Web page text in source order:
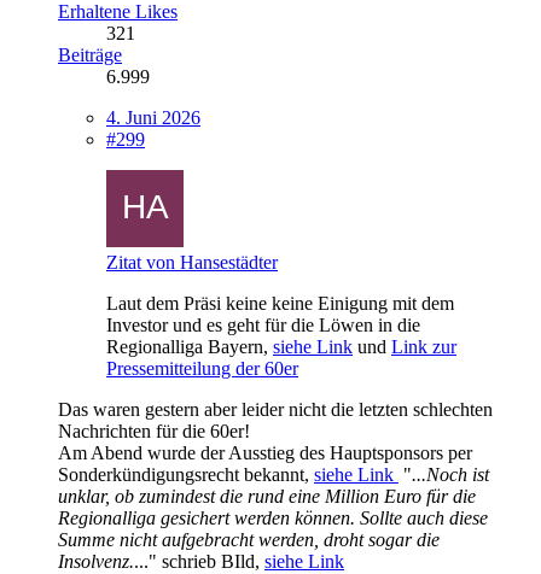
Erhaltene Likes
321
Beiträge
6.999
4. Juni 2026
#299
Zitat von Hansestädter
Laut dem Präsi keine keine Einigung mit dem
Investor und es geht für die Löwen in die
Regionalliga Bayern, siehe Link und Link zur
Pressemitteilung der 60er
Das waren gestern aber leider nicht die letzten schlechten
Nachrichten für die 60er!
Am Abend wurde der Ausstieg des Hauptsponsors per
Sonderkündigungsrecht bekannt, siehe Link "...Noch ist
unklar, ob zumindest die rund eine Million Euro für die
Regionalliga gesichert werden können. Sollte auch diese
Summe nicht aufgebracht werden, droht sogar die
Insolvenz...." schrieb BIld, siehe Link